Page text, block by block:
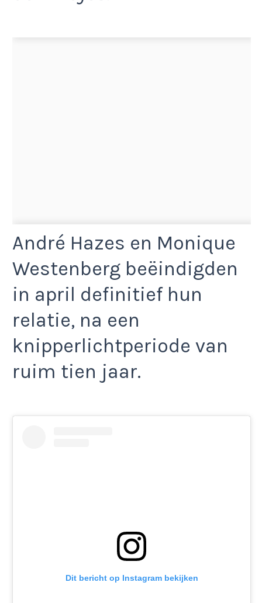
André Hazes en Monique
Westenberg beëindigden
in april definitief hun
relatie, na een
knipperlichtperiode van
ruim tien jaar.
Dit bericht op Instagram bekijken